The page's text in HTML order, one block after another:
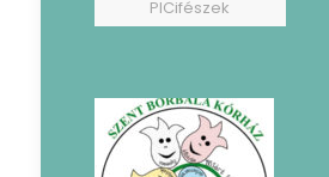
PICifészek